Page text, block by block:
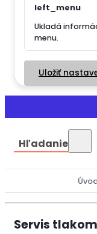
left_menu
Ukladá
menu.
Uložiť
Hľadanie
Servis